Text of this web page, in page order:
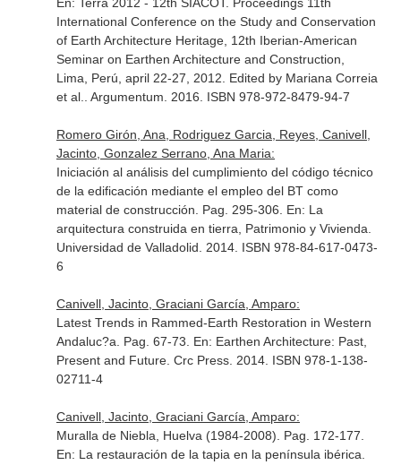
International Conference on the Study and Conservation
of Earth Architecture Heritage, 12th Iberian-American
Seminar on Earthen Architecture and Construction,
Lima, Perú, april 22-27, 2012. Edited by Mariana Correia
et al.
. Argumentum. 2016. ISBN 978-972-8479-94-7
Romero Girón, Ana, Rodriguez Garcia, Reyes, Canivell,
Jacinto, Gonzalez Serrano, Ana Maria:
Iniciación al análisis del cumplimiento del código técnico
de la edificación mediante el empleo del BT como
material de construcción. Pag. 295-306. En: La
arquitectura construida en tierra, Patrimonio y Vivienda
Universidad de Valladolid. 2014. ISBN 978-84-617-0473-
6
Canivell, Jacinto, Graciani García, Amparo:
Latest Trends in Rammed-Earth Restoration in Western
Andaluc?a. Pag. 67-73. En: Earthen Architecture: Past,
Present and Future. Crc Press. 2014. ISBN 978-1-138-
02711-4
Canivell, Jacinto, Graciani García, Amparo:
Muralla de Niebla, Huelva (1984-2008). Pag. 172-177.
En: La restauración de la tapia en la península ibérica.